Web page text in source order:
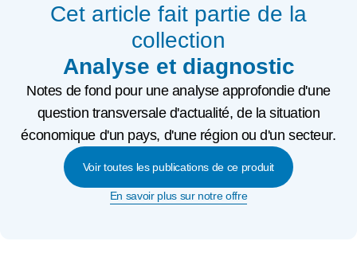
Cet article fait partie de la
collection
Analyse et diagnostic
Notes de fond pour une analyse approfondie d'une
question transversale d'actualité, de la situation
économique d'un pays, d'une région ou d'un secteur.
Voir toutes les publications de ce produit
En savoir plus sur notre offre